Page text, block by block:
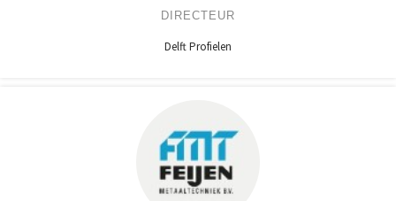
DIRECTEUR
Delft Profielen